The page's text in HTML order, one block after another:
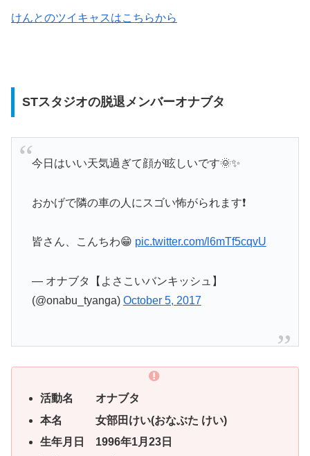
けんとのツイキャスはこちらから
STスタジオの脱退メンバーオナブタ
今日はいい天気過ぎて顔が眩しいです🌞✨
おかげで隣の車の人にスゴい怖がられます❗️
皆さん、こんちわ😁 pic.twitter.com/l6mTf5cqvU
— オナブタ【よさこいバンキッシュ】
(@onabu_tyanga) October 5, 2017
活動名 オナブタ
本名 女部田けい(おなぶた けい)
生年月日 1996年1月23日